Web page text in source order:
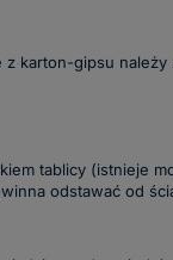
karton-gipsu
tablicy (istnieje
odstawać od